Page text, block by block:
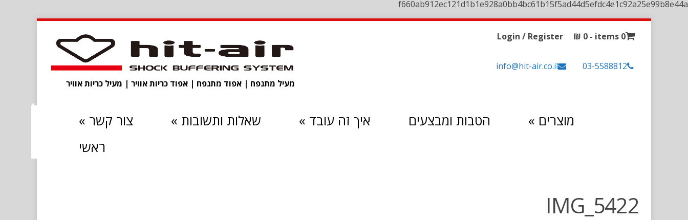
f660ab912ec121d1b1e928a0bb4bc61b15f5ad44d5efdc4e1c92a25e99b8e44a
מעיל מתנפח | אפוד מתנפח | אפוד כריות אוויר | מעיל כריות אוויר
0 items -
₪ 0
Login / Register
03-5588812
info@hit-air.co.il
צור קשר » שאלות ותשובות » איך זה עובד » הטבות ומבצעים מוצרים »
ראשי
IMG_5422